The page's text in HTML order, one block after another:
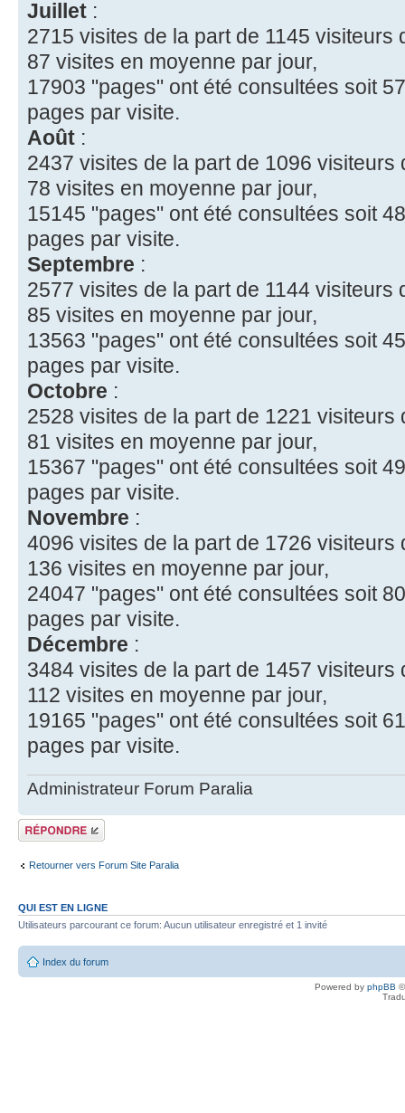
Juillet :
2715 visites de la part de 1145 visiteurs
87 visites en moyenne par jour,
17903 "pages" ont été consultées soit
pages par visite.
Août :
2437 visites de la part de 1096 visiteurs
78 visites en moyenne par jour,
15145 "pages" ont été consultées soit
pages par visite.
Septembre :
2577 visites de la part de 1144 visiteurs
85 visites en moyenne par jour,
13563 "pages" ont été consultées soit
pages par visite.
Octobre :
2528 visites de la part de 1221 visiteurs
81 visites en moyenne par jour,
15367 "pages" ont été consultées soit
pages par visite.
Novembre :
4096 visites de la part de 1726 visiteurs
136 visites en moyenne par jour,
24047 "pages" ont été consultées soit
pages par visite.
Décembre :
3484 visites de la part de 1457 visiteurs
112 visites en moyenne par jour,
19165 "pages" ont été consultées soit
pages par visite.
Administrateur Forum Paralia
Répondre
Retourner vers Forum Site Paralia
QUI EST EN LIGNE
Utilisateurs parcourant ce forum: Aucun utilisateur enregistré et 1 invité
Index du forum
Powered by phpBB